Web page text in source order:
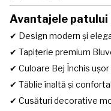
Avantajele patului
✔ Design modern și
✔ Tapițerie premium
✔ Culoare Bej Închis
✔ Tăblie înaltă și
✔ Cusături decorative